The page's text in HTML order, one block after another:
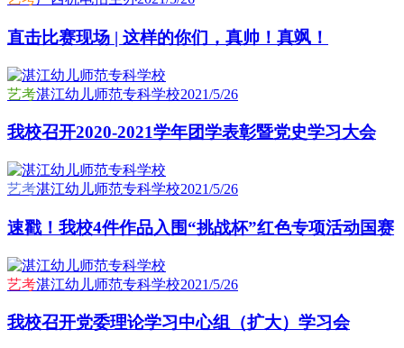
直击比赛现场 | 这样的你们，真帅！真飒！
艺考湛江幼儿师范专科学校2021/5/26
我校召开2020-2021学年团学表彰暨党史学习大会
艺考湛江幼儿师范专科学校2021/5/26
速戳！我校4件作品入围“挑战杯”红色专项活动国赛
艺考湛江幼儿师范专科学校2021/5/26
我校召开党委理论学习中心组（扩大）学习会